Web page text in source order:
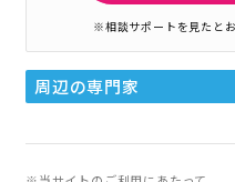
※相談サポートを見たと
周辺の専門家